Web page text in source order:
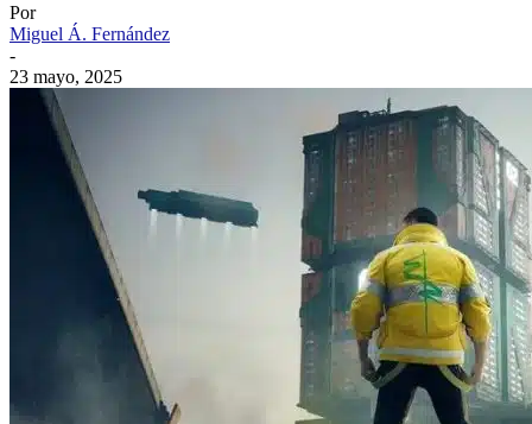
Por
Miguel Á. Fernández
-
23 mayo, 2025